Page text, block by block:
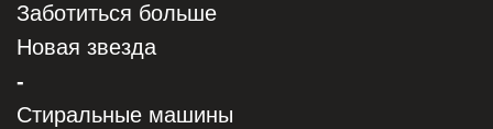
Заботиться больше
Новая звезда
-
Стиральные машины